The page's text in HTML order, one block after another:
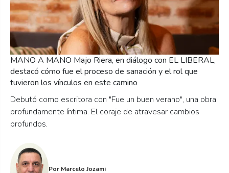
Debutó como escritora con "Fue un buen verano", una obra
profundamente íntima. El coraje de atravesar cambios
profundos.
MANO A MANO Majo Riera, en diálogo con EL LIBERAL,
destacó cómo fue el proceso de sanación y el rol que
tuvieron los vínculos en este camino
Por Marcelo Jozami